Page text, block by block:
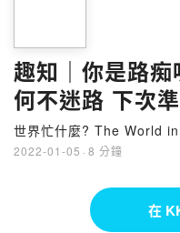
趣知｜你是路
何不迷路 下次
42
世界忙什麼? The
2022-01-05 · 8 分鐘
在